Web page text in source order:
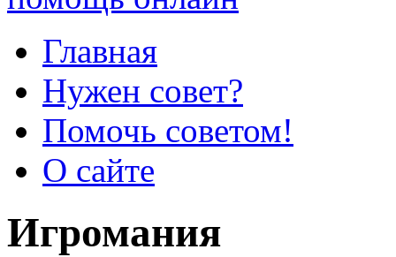
Главная
Нужен совет?
Помочь советом!
О сайте
Игромания